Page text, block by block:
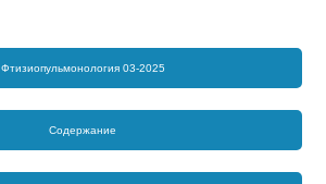
Фтизиопульмонология 03-2025
Содержание